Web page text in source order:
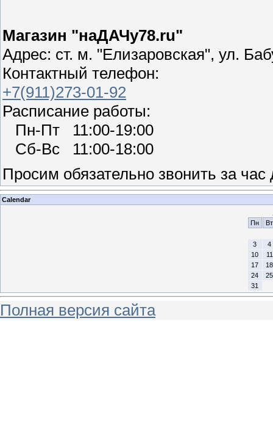
Магазин "наДАЧу78.ru"
Адрес: ст. м. "Елизаровская", ул.
Контактный телефон:
+7(911)273-01-92
Расписание работы:
Пн-Пт 11:00-19:00
Сб-Вс 11:00-18:00
Просим обязательно звонить за
Calendar
Пн
Вт
3
4
10
11
17
18
24
25
31
Полная версия сайта